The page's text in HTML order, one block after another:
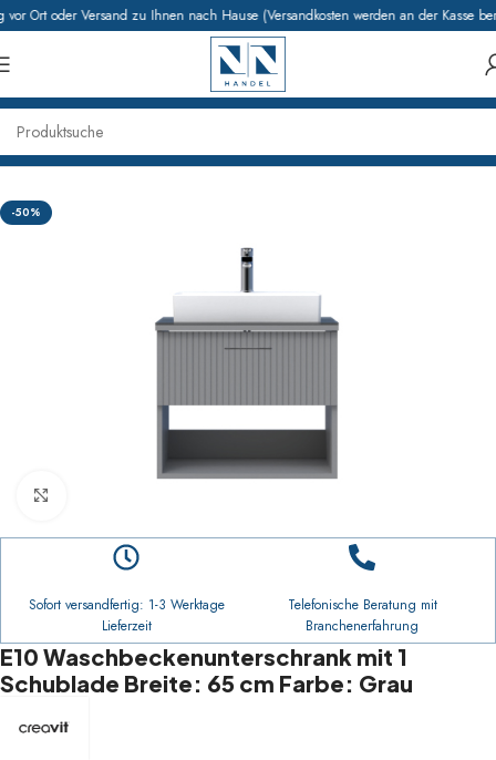
Ort oder Versand zu Ihnen nach Hause (Versandkosten werden an der Kasse
Start Badmöbel
-50%
Sofort versandfertig: 1-3 Werktage
Lieferzeit
Telefonische Beratung mit
Branchenerfahrung
E10 Waschbeckenunterschrank mit 1
Schublade Breite: 65 cm Farbe: Grau